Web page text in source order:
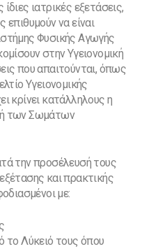
ιατρικές εξετάσεις,
επιθυμούν να είναι
Φυσικής Αγωγής
στην Υγειονομική
που απαιτούνται, όπως
Υγειονομικής
κρίνει κατάλληλους η
των Σωμάτων
την προσέλευσή τους
και πρακτικής
με:
το Λύκειό τους όπου